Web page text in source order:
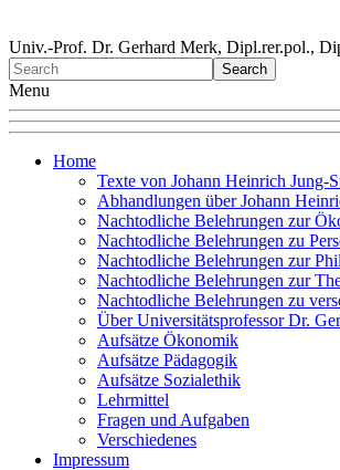
Univ.-Prof. Dr. Gerhard Merk, Dipl.rer.pol.,
Menu
Home
Texte von Johann Heinrich Jung-
Abhandlungen über Johann
Nachtodliche Belehrungen zur
Nachtodliche Belehrungen zu
Nachtodliche Belehrungen zur
Nachtodliche Belehrungen zur
Nachtodliche Belehrungen zu
Über Universitätsprofessor Dr.
Aufsätze Ökonomik
Aufsätze Pädagogik
Aufsätze Sozialethik
Lehrmittel
Fragen und Aufgaben
Verschiedenes
Impressum